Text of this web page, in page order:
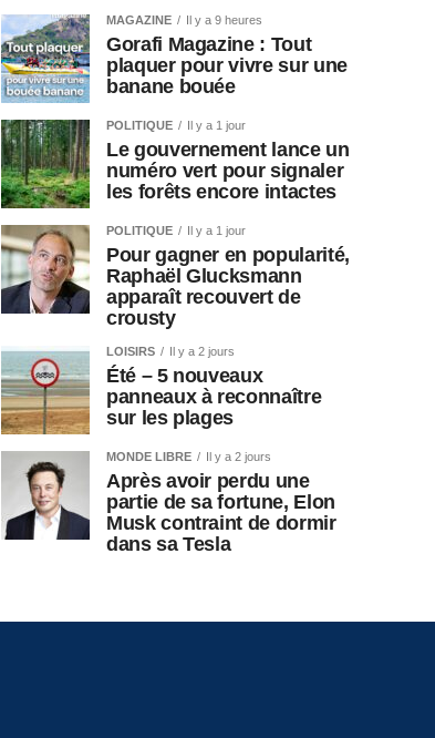
MAGAZINE Il y a 9 heures
Gorafi Magazine : Tout
plaquer pour vivre sur une
banane bouée
POLITIQUE Il y a 1 jour
Le gouvernement lance un
numéro vert pour signaler
les forêts encore intactes
POLITIQUE Il y a 1 jour
Pour gagner en popularité,
Raphaël Glucksmann
apparaît recouvert de
crousty
LOISIRS Il y a 2 jours
Été – 5 nouveaux
panneaux à reconnaître
sur les plages
MONDE LIBRE Il y a 2 jours
Après avoir perdu une
partie de sa fortune, Elon
Musk contraint de dormir
dans sa Tesla